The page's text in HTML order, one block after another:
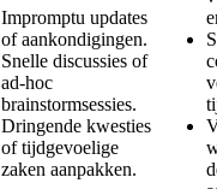
Impromptu updates
of aankondigingen.
Snelle discussies of
ad-hoc
brainstormsessies.
Dringende kwesties
of tijdgevoelige
zaken aanpakken.